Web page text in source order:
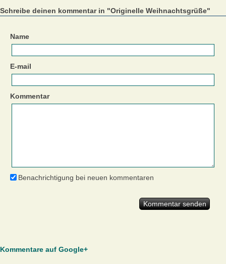
Schreibe deinen kommentar in "Originelle Weihnachtsgrüße"
Name
E-mail
Kommentar
Benachrichtigung bei neuen kommentaren
Kommentare auf Google+